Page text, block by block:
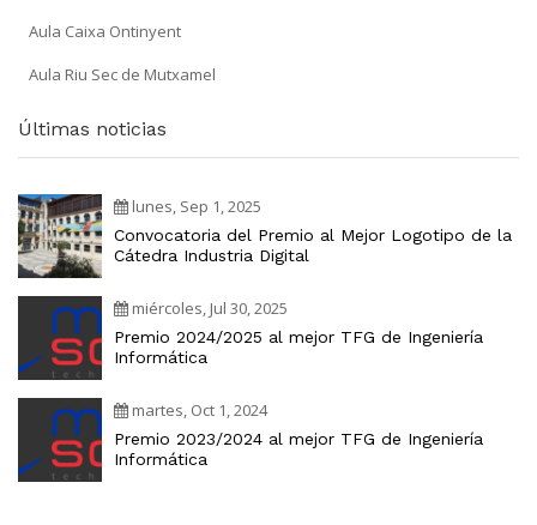
Aula Caixa Ontinyent
Aula Riu Sec de Mutxamel
Últimas noticias
lunes, Sep 1, 2025
Convocatoria del Premio al Mejor Logotipo de la
Cátedra Industria Digital
miércoles, Jul 30, 2025
Premio 2024/2025 al mejor TFG de Ingeniería
Informática
martes, Oct 1, 2024
Premio 2023/2024 al mejor TFG de Ingeniería
Informática